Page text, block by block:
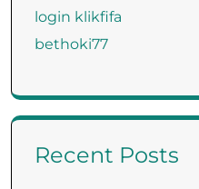
login klikfifa
bethoki77
Recent Posts